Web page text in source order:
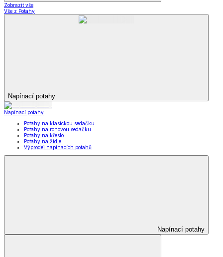
Zobrazit vše
Vše z Potahy
Napínací potahy
Napínací potahy
Potahy na klasickou sedačku
Potahy na rohovou sedačku
Potahy na křeslo
Potahy na židle
Výprodej napínacích potahů
Napínací potahy